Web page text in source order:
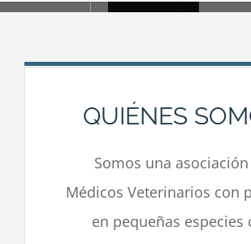
QUIÉNES
Somos una
Médicos Veterinarios con
en pequeñas especies